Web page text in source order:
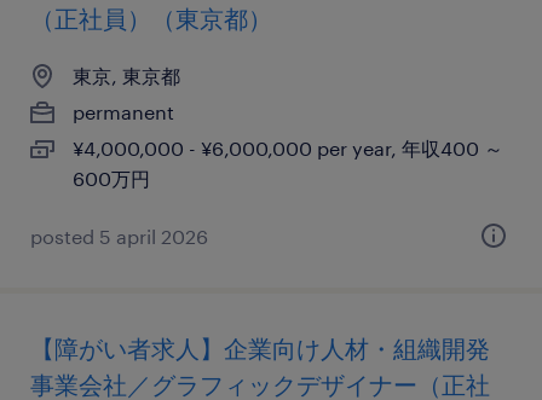
（正社員）（東京都）
東京, 東京都
permanent
¥4,000,000 - ¥6,000,000 per year, 年収400 ～
600万円
posted 5 april 2026
【障がい者求人】企業向け人材・組織開発
事業会社／グラフィックデザイナー（正社